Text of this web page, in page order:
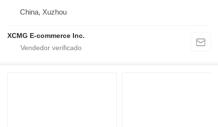
China, Xuzhou
XCMG E-commerce Inc.